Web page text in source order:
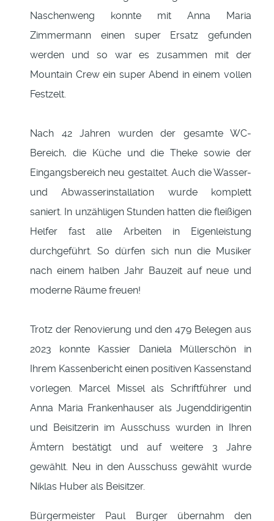
Naschenweng konnte mit Anna Maria
Zimmermann einen super Ersatz gefunden
werden und so war es zusammen mit der
Mountain Crew ein super Abend in einem vollen
Festzelt.
Nach 42 Jahren wurden der gesamte WC-
Bereich, die Küche und die Theke sowie der
Eingangsbereich neu gestaltet. Auch die Wasser-
und Abwasserinstallation wurde komplett
saniert. In unzähligen Stunden hatten die fleißigen
Helfer fast alle Arbeiten in Eigenleistung
durchgeführt. So dürfen sich nun die Musiker
nach einem halben Jahr Bauzeit auf neue und
moderne Räume freuen!
Trotz der Renovierung und den 479 Belegen aus
2023 konnte Kassier Daniela Müllerschön in
Ihrem Kassenbericht einen positiven Kassenstand
vorlegen. Marcel Missel als Schriftführer und
Anna Maria Frankenhauser als Jugenddirigentin
und Beisitzerin im Ausschuss wurden in Ihren
Ämtern bestätigt und auf weitere 3 Jahre
gewählt. Neu in den Ausschuss gewählt wurde
Niklas Huber als Beisitzer.
Bürgermeister Paul Burger übernahm den